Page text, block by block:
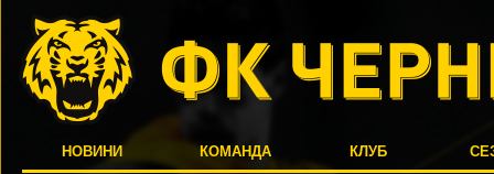
НОВИНИ КОМАНДА КЛУБ